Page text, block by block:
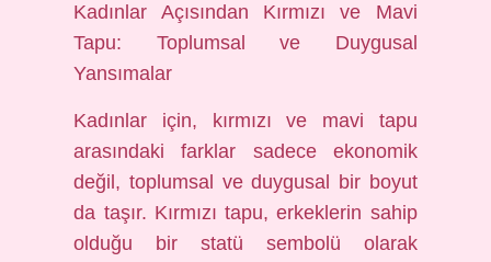
Kadınlar Açısından Kırmızı ve Mavi
Tapu: Toplumsal ve Duygusal
Yansımalar
Kadınlar için, kırmızı ve mavi tapu
arasındaki farklar sadece ekonomik
değil, toplumsal ve duygusal bir boyut
da taşır. Kırmızı tapu, erkeklerin sahip
olduğu bir statü sembolü olarak